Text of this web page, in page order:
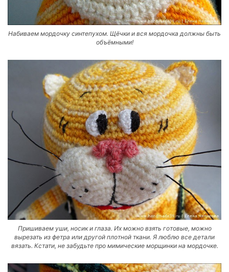
Набиваем мордочку синтепухом. Щёчки и вся мордочка должны быть
объёмными!
Пришиваем уши, носик и глаза. Их можно взять готовые, можно
вырезать из фетра или другой плотной ткани. Я люблю все детали
вязать. Кстати, не забудьте про мимические морщинки на мордочке.